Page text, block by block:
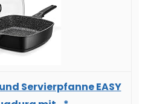
Servierpfanne EASY